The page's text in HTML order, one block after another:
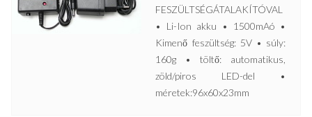
FESZÜLTSÉGÁTALAKÍTÓVAL
• Li-Ion akku • 1500mAó •
Kimenő feszültség: 5V • súly:
160g • töltő: automatikus,
zöld/piros LED-del •
méretek:96x60x23mm